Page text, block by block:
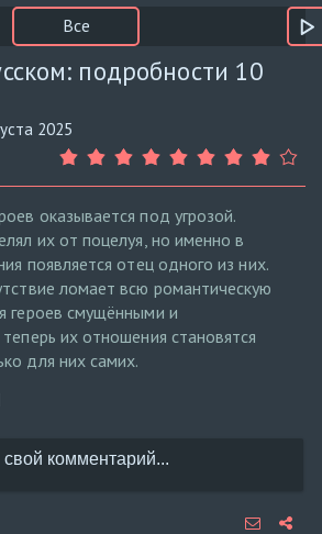
Все
подробности 10
2025
оказывается под угрозой.
их от поцелуя, но именно в
появляется отец одного из них.
ломает всю романтическую
героев смущёнными и
их отношения становятся
для них самих.